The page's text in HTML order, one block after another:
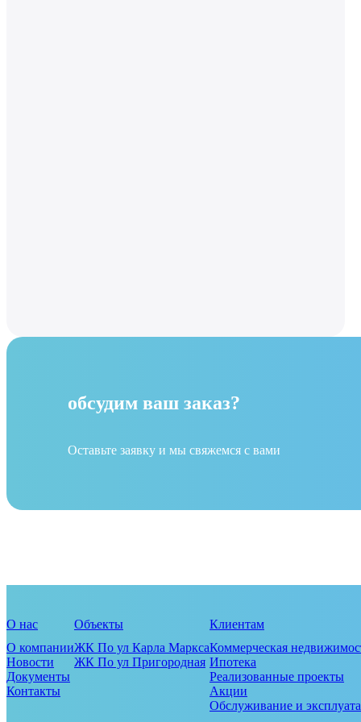
обсудим ваш заказ?
Оставьте заявку и мы свяжемся с вами
О нас
О компании
Новости
Документы
Контакты
Объекты
ЖК По ул Карла Маркса
ЖК По ул Пригородная
Клиентам
Коммерческая
Ипотека
Реализованные проекты
Акции
Обслуживание и